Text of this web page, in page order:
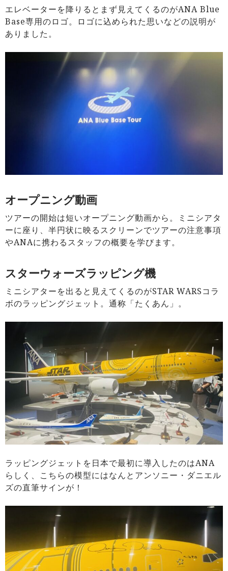
エレベーターを降りるとまず見えてくるのがANA Blue
Base専用のロゴ。ロゴに込められた思いなどの説明が
ありました。
オープニング動画
ツアーの開始は短いオープニング動画から。ミニシアタ
ーに座り、半円状に映るスクリーンでツアーの注意事項
やANAに携わるスタッフの概要を学びます。
スターウォーズラッピング機
ミニシアターを出ると見えてくるのがSTAR WARSコラ
ボのラッピングジェット。通称「たくあん」。
ラッピングジェットを日本で最初に導入したのはANA
らしく、こちらの模型にはなんとアンソニー・ダニエル
ズの直筆サインが！